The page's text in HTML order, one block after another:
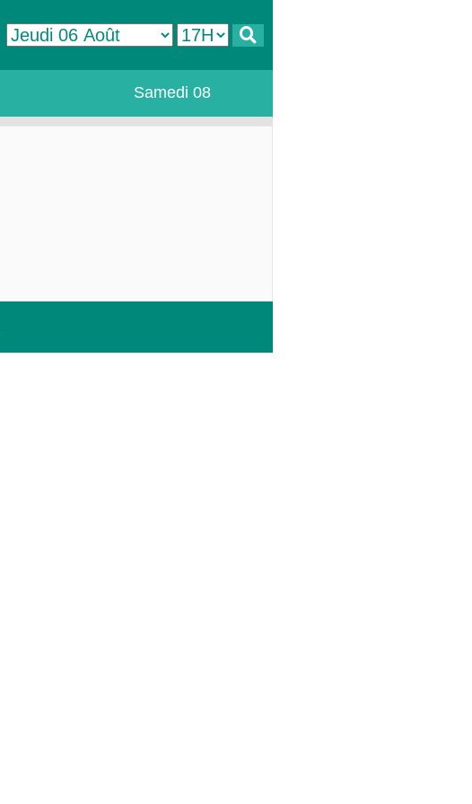
Samedi 08